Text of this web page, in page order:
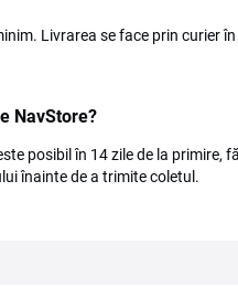
Livrarea se face prin curier
NavStore?
posibil în 14 zile de la primire,
înainte de a trimite coletul.